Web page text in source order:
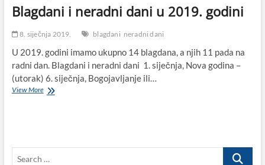
Blagdani i neradni dani u 2019. godini
8. siječnja 2019. blagdani neradni dani
U 2019. godini imamo ukupno 14 blagdana, a njih 11 pada na
radni dan. Blagdani i neradni dani 1. siječnja, Nova godina –
(utorak) 6. siječnja, Bogojavljanje ili…
View MoreBlagdani
Search